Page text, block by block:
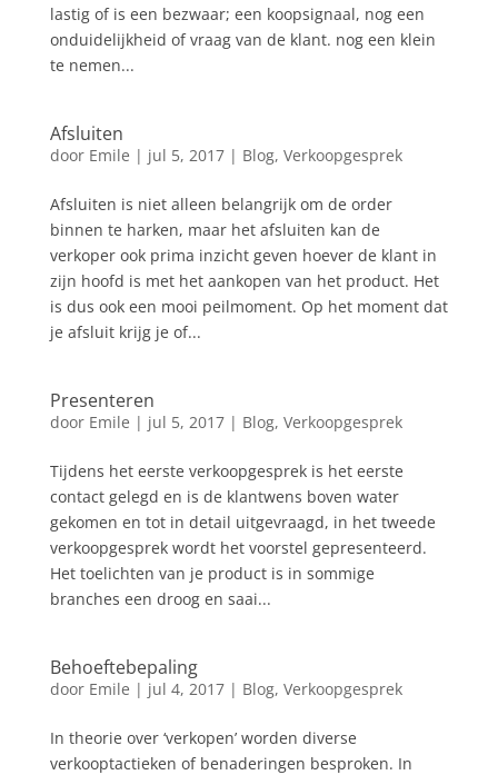
lastig of is een bezwaar; een koopsignaal, nog een
onduidelijkheid of vraag van de klant. nog een klein
te nemen...
Afsluiten
door Emile | jul 5, 2017| Blog, Verkoopgesprek
Afsluiten is niet alleen belangrijk om de order
binnen te harken, maar het afsluiten kan de
verkoper ook prima inzicht geven hoever de klant in
zijn hoofd is met het aankopen van het product. Het
is dus ook een mooi peilmoment. Op het moment dat
je afsluit krijg je of...
Presenteren
door Emile | jul 5, 2017| Blog, Verkoopgesprek
Tijdens het eerste verkoopgesprek is het eerste
contact gelegd en is de klantwens boven water
gekomen en tot in detail uitgevraagd, in het tweede
verkoopgesprek wordt het voorstel gepresenteerd.
Het toelichten van je product is in sommige
branches een droog en saai...
Behoeftebepaling
door Emile | jul 4, 2017| Blog, Verkoopgesprek
In theorie over ‘verkopen’ worden diverse
verkooptactieken of benaderingen besproken. In